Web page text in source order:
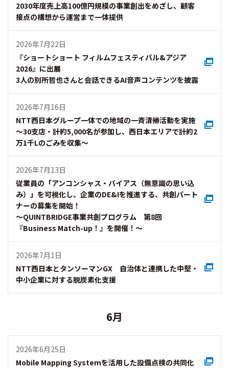
2030年度売上高100億円規模の事業創出をめざし、顧客
接点の構想から運営まで一体提供
2026年7月22日
『ショートショート フィルムフェスティバル&アジア
2026』に出展
3人の別所哲也さんと会話できるAI音声コンテンツを披露
2026年7月16日
NTT西日本グループ一体での地域の一斉清掃活動を実施
～30支店・計約5,000名が参加し、西日本エリアで計約2
万1千Lのごみを収集～
2026年7月13日
従業員の「アンコンシャス・バイアス（無意識の思い込
み）」を可視化し、企業のDE&Iを推進する、共創パート
ナーの募集を開始！
～QUINTBRIDGE事業共創プログラム 第8回
『Business Match-up！』を開催！～
2026年7月1日
NTT西日本とタンソーマンGX 自治体と連携した中堅・
中小企業に対する脱炭素化支援
6月
2026年6月25日
Mobile Mapping Systemを活用した設備点検の共同化